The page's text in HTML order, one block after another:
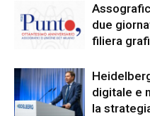
due
filiera
digitale e
la